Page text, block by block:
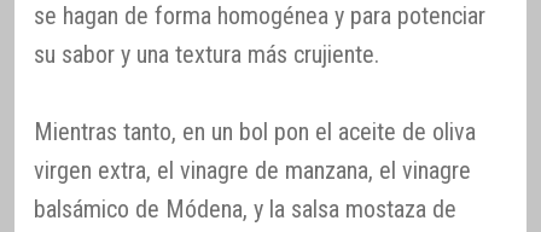
se hagan de forma homogénea y para potenciar
su sabor y una textura más crujiente.
Mientras tanto, en un bol pon el aceite de oliva
virgen extra, el vinagre de manzana, el vinagre
balsámico de Módena, y la salsa mostaza de